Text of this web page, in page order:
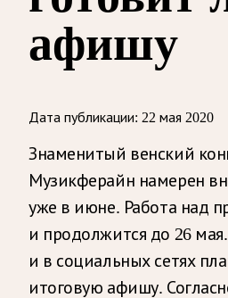
афишу
Дата публикации: 22 мая 2020
Знаменитый венский
Музикферайн намерен
уже в июне. Работа над
и продолжится до 26
и в социальных сетях
итоговую афишу.